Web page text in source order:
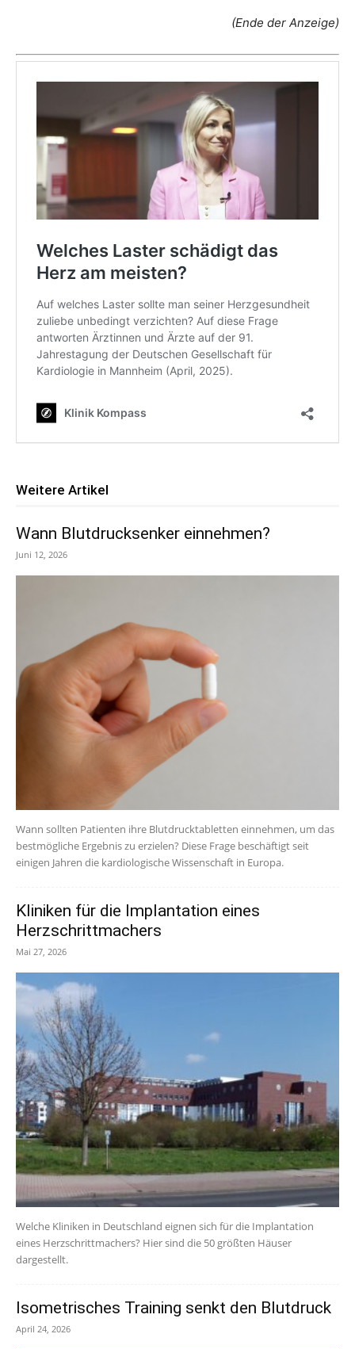
(Ende der Anzeige)
Weitere Artikel
Wann Blutdrucksenker einnehmen?
Juni 12, 2026
Wann sollten Patienten ihre Blutdrucktabletten einnehmen, um das
bestmögliche Ergebnis zu erzielen? Diese Frage beschäftigt seit
einigen Jahren die kardiologische Wissenschaft in Europa.
Kliniken für die Implantation eines
Herzschrittmachers
Mai 27, 2026
Welche Kliniken in Deutschland eignen sich für die Implantation
eines Herzschrittmachers? Hier sind die 50 größten Häuser
dargestellt.
Isometrisches Training senkt den Blutdruck
April 24, 2026